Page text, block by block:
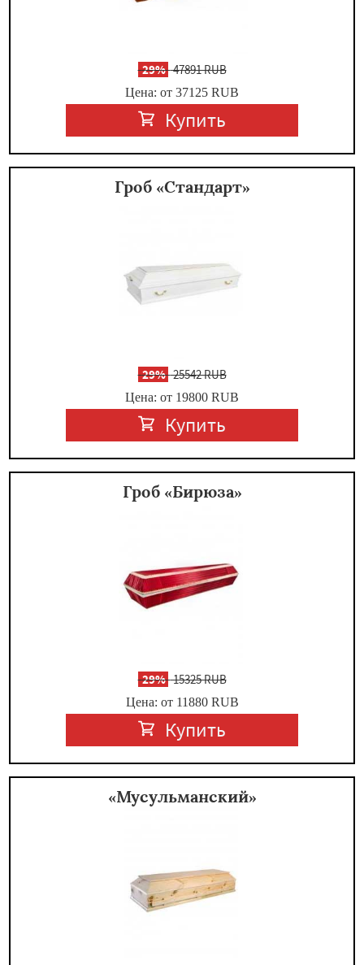
-29%47891 RUB
Цена: от 37125 RUB
Купить
Гроб «Стандарт»
-29%25542 RUB
Цена: от 19800 RUB
Купить
Гроб «Бирюза»
-29%15325 RUB
Цена: от 11880 RUB
Купить
«Мусульманский»